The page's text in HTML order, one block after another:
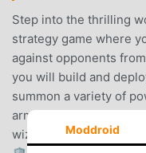
Step into the thrilling
strategy game where
against opponents
you will build and
summon a variety of
army to victory. Each
wizards withModdroid